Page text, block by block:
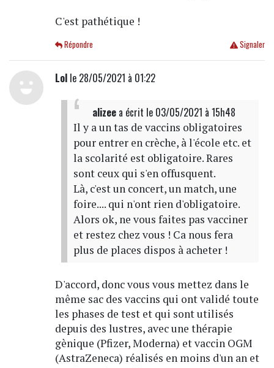
C'est pathétique !
Signaler
Répondre
Lolle 28/05/2021 à 01:22
alizeea écrit le 03/05/2021 à 15h48
Il y a un tas de vaccins obligatoires
pour entrer en crèche, à l'école etc. et
la scolarité est obligatoire. Rares
sont ceux qui s'en offusquent.
Là, c'est un concert, un match, une
foire.... qui n'ont rien d'obligatoire.
Alors ok, ne vous faites pas vacciner
et restez chez vous ! Ca nous fera
plus de places dispos à acheter !
D'accord, donc vous vous mettez dans le
même sac des vaccins qui ont validé toute
les phases de test et qui sont utilisés
depuis des lustres, avec une thérapie
gènique (Pfizer, Moderna) et vaccin OGM
(AstraZeneca) réalisés en moins d'un an et